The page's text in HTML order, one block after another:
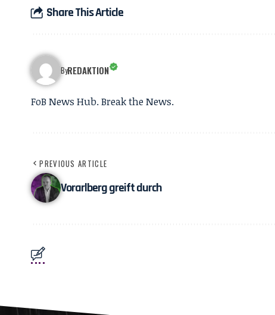
Share This Article
ByREDAKTION
FoB News Hub. Break the News.
PREVIOUS ARTICLE
Vorarlberg greift durch